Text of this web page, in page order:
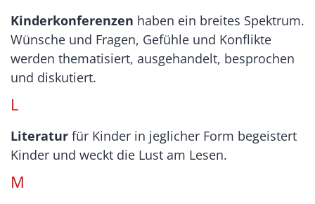
Kinderkonferenzen haben ein breites Spektrum.
Wünsche und Fragen, Gefühle und Konflikte
werden thematisiert, ausgehandelt, besprochen
und diskutiert.
L
Literatur für Kinder in jeglicher Form begeistert
Kinder und weckt die Lust am Lesen.
M